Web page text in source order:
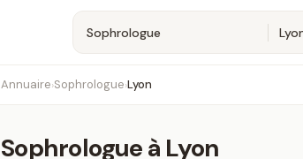
Annuaire›Sophrologue›Lyon
Sophrologueà Lyon